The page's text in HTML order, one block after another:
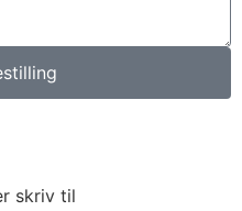
skriv til